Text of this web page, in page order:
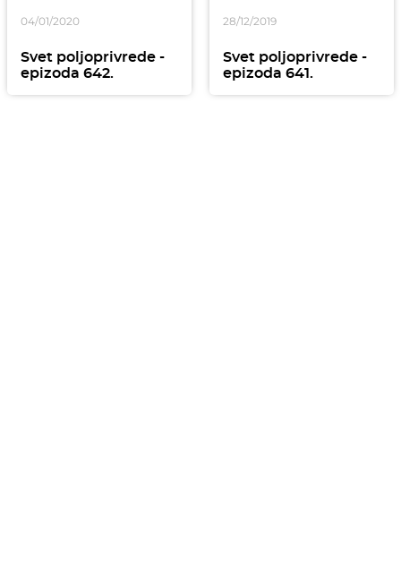
04/01/2020
Svet poljoprivrede -
epizoda 642.
28/12/2019
Svet poljoprivrede -
epizoda 641.